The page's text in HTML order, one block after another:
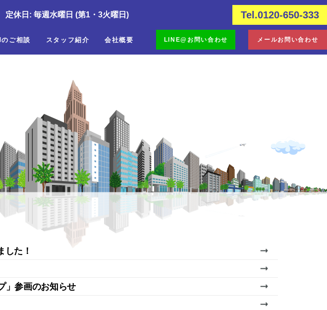
定休日: 毎週水曜日 (第1・3火曜日) Tel.0120-650-333
ご相談 スタッフ紹介 会社概要 LINE@お問い合わせ メールお問い合わせ
した！
」参画のお知らせ